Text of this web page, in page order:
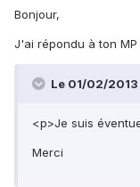
Bonjour,
J'ai répondu à ton MP
Le 01/02/2013
<p>Je suis
Merci